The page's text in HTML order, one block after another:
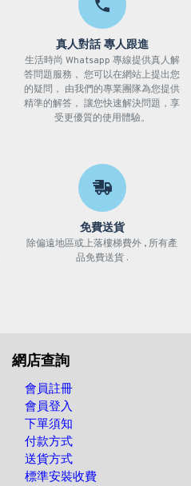
真人對話 專人跟進
生活時尚 Whatsapp 專線提供真人解
答問題服務， 您可以在網站上提出您
的疑問， 由我們的專業團隊為您提供
精準的解答， 讓您快速解決問題，享
受更優質的使用體驗。
免費送貨
除偏遠地區或上落樓梯費外 , 所有產
品免費送貨 .
網店查詢
會員註冊
會員登入
下單須知
付款方式
送貨方式
標準安裝收費